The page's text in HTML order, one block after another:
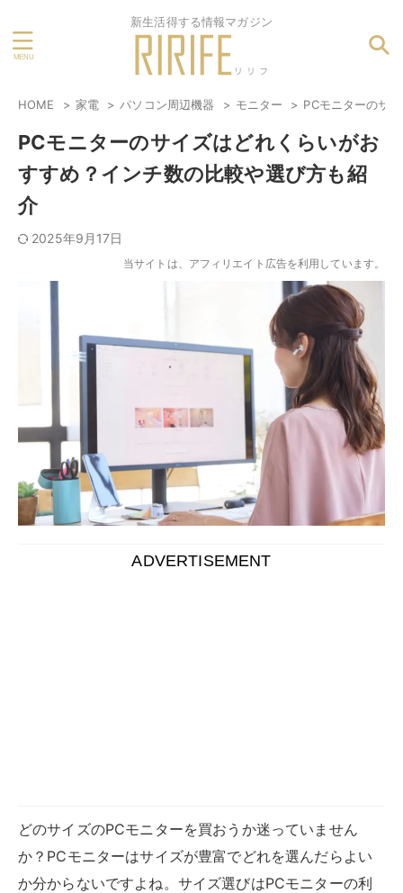
新生活得する情報マガジン
HOME 家電 パソコン周辺機器 モニター PCモニターのサ
PCモニターのサイズはどれくらいがお
すすめ？インチ数の比較や選び方も紹
介
2025年9月17日
当サイトは、アフィリエイト広告を利用しています。
ADVERTISEMENT
どのサイズのPCモニターを買おうか迷っていません
か？PCモニターはサイズが豊富でどれを選んだらよい
か分からないですよね。サイズ選びはPCモニターの利